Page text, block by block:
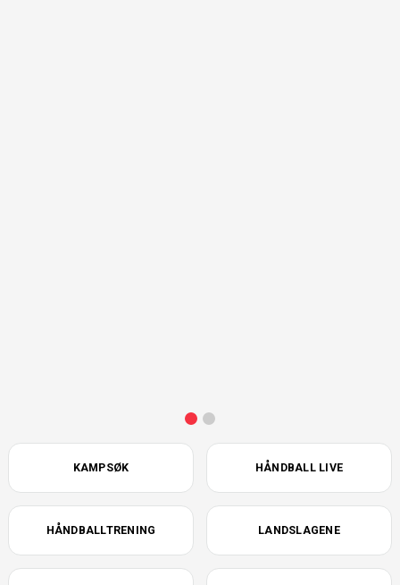
KAMPSØK HÅNDBALL LIVE
HÅNDBALLTRENING LANDSLAGENE